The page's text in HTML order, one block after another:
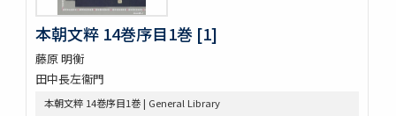
節用集 2巻
倭意三百首
愚管鈔 7巻
尚書 13巻
懐風藻
本朝文粹 14巻序目1巻 [1]
藤原 明衡
田中長左衞門
本朝文粹 14巻序目1巻 | General Library